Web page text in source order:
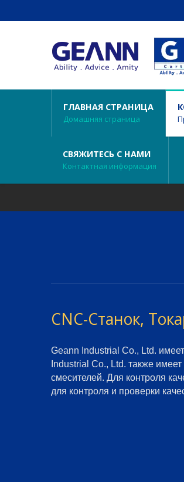
ГЛАВНАЯ СТРАНИЦА
Домашняя страница
СВЯЖИТЕСЬ С НАМИ
Контактная информация
CNC-Станок,
Geann Industrial Co., Ltd.
Industrial Co., Ltd. также
смесителей. Для контроля
для контроля и проверки